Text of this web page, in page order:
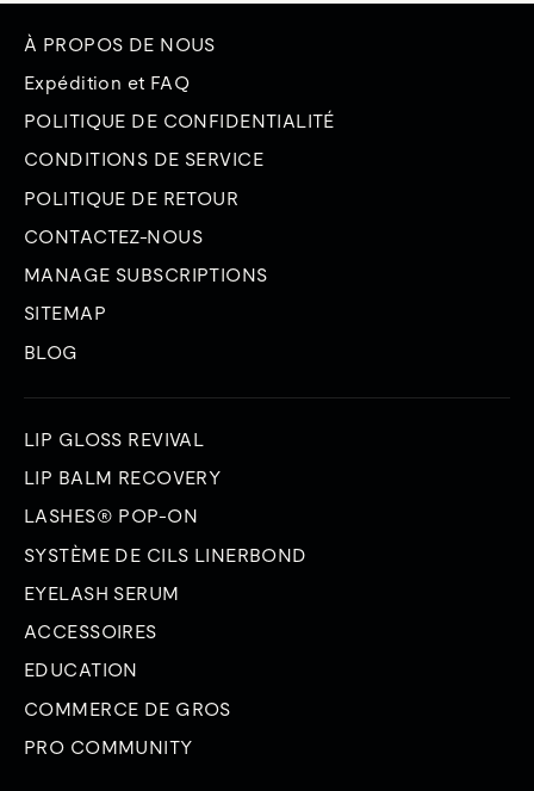
À PROPOS DE NOUS
Expédition et FAQ
POLITIQUE DE CONFIDENTIALITÉ
CONDITIONS DE SERVICE
POLITIQUE DE RETOUR
CONTACTEZ-NOUS
MANAGE SUBSCRIPTIONS
SITEMAP
BLOG
LIP GLOSS REVIVAL
LIP BALM RECOVERY
LASHES® POP-ON
SYSTÈME DE CILS LINERBOND
EYELASH SERUM
ACCESSOIRES
EDUCATION
COMMERCE DE GROS
PRO COMMUNITY